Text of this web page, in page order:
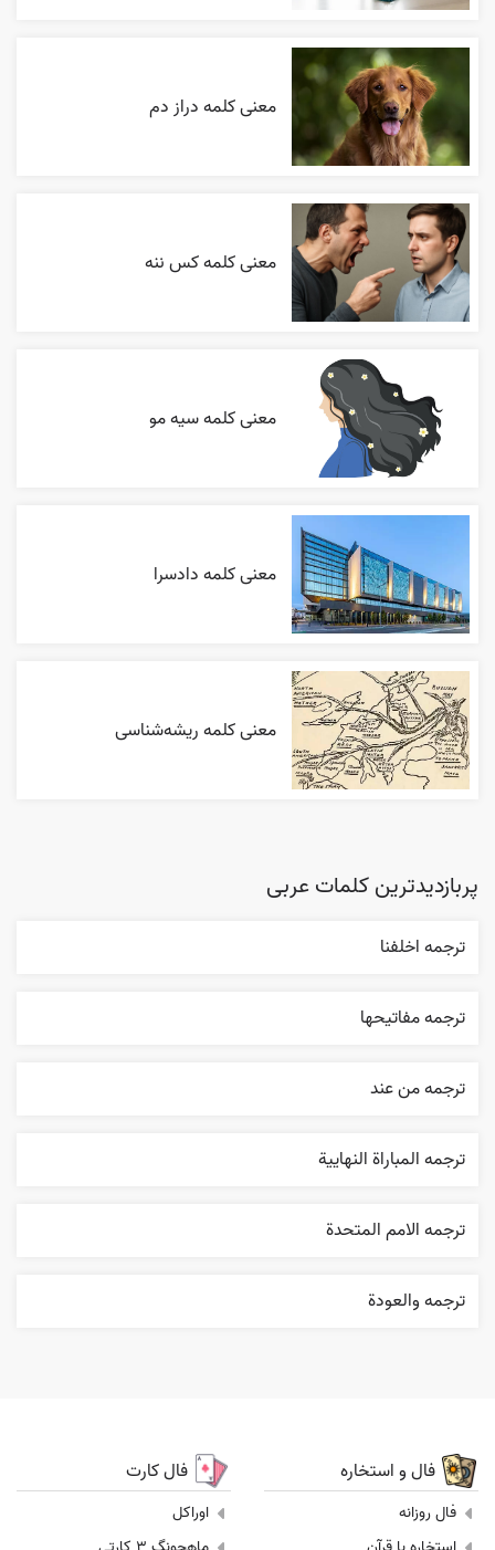
معنی کلمه دراز دم
معنی کلمه کس ننه
معنی کلمه سیه مو
معنی کلمه دادسرا
معنی کلمه ریشه‌شناسی
پربازدیدترین کلمات عربی
ترجمه اخلفنا
ترجمه مفاتيحها
ترجمه من عند
ترجمه المباراة النهایية
ترجمه الامم المتحدة
ترجمه والعودة
فال و استخاره
فال روزانه
فال کارت
اوراکل